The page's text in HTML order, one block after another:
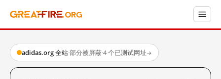
adidas.org 全站·部分被屏蔽·4 个已测试网址→